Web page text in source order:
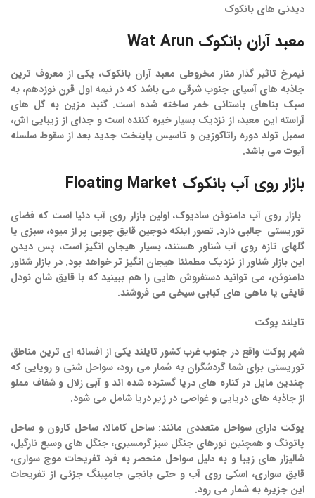
دیدنی های بانکوک
معبد آران بانکوک
نیمرخ تاثیر گذار منار مخروطی معبد آران بانکوک، یکی از معروف ترین
جاذبه های آسیای جنوب شرقی می باشد که در نیمه اول قرن نوزدهم، به
سبک بناهای باستانی خمر ساخته شده است. گنبد مزین به گل های
آراسته این معبد، از نزدیک بسیار خیره کننده است و جدای از زیبایی اش،
سمبل تولد دوره راتاکوزین و تاسیس پایتخت جدید بعد از سقوط سلسله
آیوت می باشد.
بازار روی آب بانکوک
بازار روی آب دامنوئن سادیوک، اولین بازار روی آب دنیا است که فضای
توریستی جالبی دارد. تصور اینکه دوجین قایق چوبی پر از میوه، سبزی یا
گلهای تازه روی آب شناور هستند، بسیار هیجان انگیز است، پس دیدن
این بازار شناور از نزدیک مطمئنا هیجان انگیز تر خواهد بود. در بازار شناور
دامنوئن، می توانید دستفروش هایی را هم ببینید که با قایق شان نودل
قایقی یا ماهی های کبابی سیخی می فروشند.
تایلند پوکت
شهرپوکتواقع در جنوب غربکشور تایلند یکی از افسانه ای ترین مناطق
توریستی برای شما گردشگران به شمار می رود، سواحل شنی و رویایی که
چندین مایل در کناره های دریا گسترده شده اند و آبی زلال و شفاف مملو
از جاذبه های دریایی و غواصی در زیر دریا شامل می شود.
پوکت دارای سواحل متعددی مانند: ساحل کامالا، ساحل کارون و ساحل
پاتونگ و همچنین تورهای جنگل سبزگرمسیری، جنگل های وسیع نارگیل،
شالیزار های زیبا و به دلیل سواحل منحصر به فرد تفریحات موج سواری،
قایق سواری، اسکی روی آب و حتی بانجی جامپینگ جزئی از تفریحات
این جزیره به شمار می رود.